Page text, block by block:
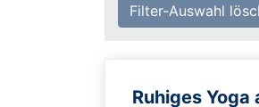
Filter-Auswahl
Ruhiges Yoga